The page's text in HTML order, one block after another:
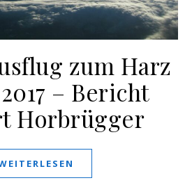
zum Harz
– Bericht
Horbrügger